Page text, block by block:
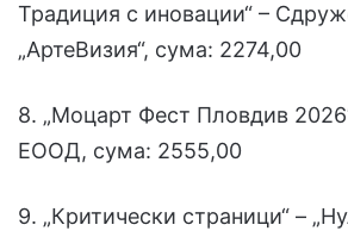
Традиция с иновации“ –
„АртеВизия“, сума: 2274,00
8. „Моцарт Фест Пловдив
ЕООД, сума: 2555,00
9. „Критически страници“ –